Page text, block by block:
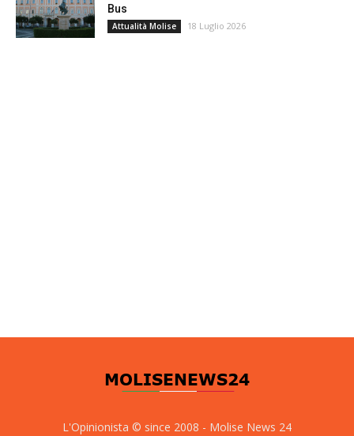
Bus
Attualità Molise 18 Luglio 2026
L'Opinionista © since 2008 - Molise News 24